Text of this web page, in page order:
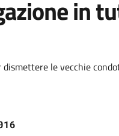
in
notizia
dismettere le vecchie